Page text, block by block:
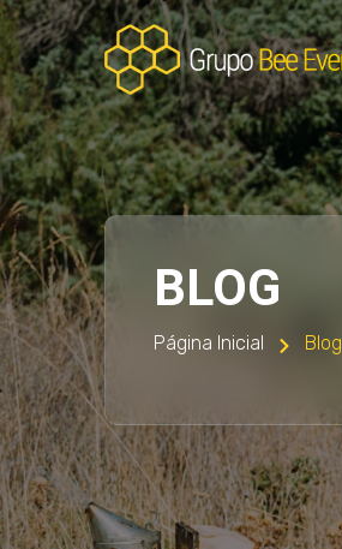
BLOG
Página Inicial Blog